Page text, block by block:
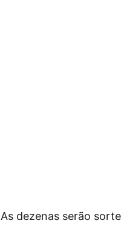
As dezenas serão